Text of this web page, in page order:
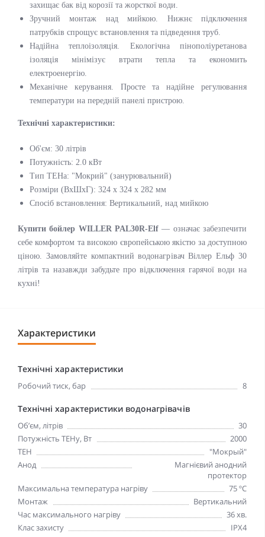
захищає бак від корозії та жорсткої води.
Зручний монтаж над мийкою. Нижнє підключення
патрубків спрощує встановлення та підведення труб.
Надійна теплоізоляція. Екологічна пінополіуретанова
ізоляція мінімізує втрати тепла та економить
електроенергію.
Механічне керування. Просте та надійне регулювання
температури на передній панелі пристрою.
Технічні характеристики:
Об'єм: 30 літрів
Потужність: 2.0 кВт
Тип ТЕНа: "Мокрий" (занурювальний)
Розміри (ВхШхГ): 324 х 324 х 282 мм
Спосіб встановлення: Вертикальний, над мийкою
Купити бойлер WILLER PAL30R-Elf— означає забезпечити
себе комфортом та високою європейською якістю за доступною
ціною. Замовляйте компактний водонагрівач Віллер Ельф 30
літрів та назавжди забудьте про відключення гарячої води на
кухні!
Характеристики
Технічні характеристики
Робочий тиск, бар 8
Технічні характеристики водонагрівачів
Об’єм, літрів
30
Потужність ТЕНу, Вт
2000
ТЕН
"Мокрый"
Анод
Магнієвий анодний
протектор
Максимальна температура нагріву
75 ºC
Монтаж
Вертикальний
Час максимального нагріву
36 хв.
Клас захисту
IPX4